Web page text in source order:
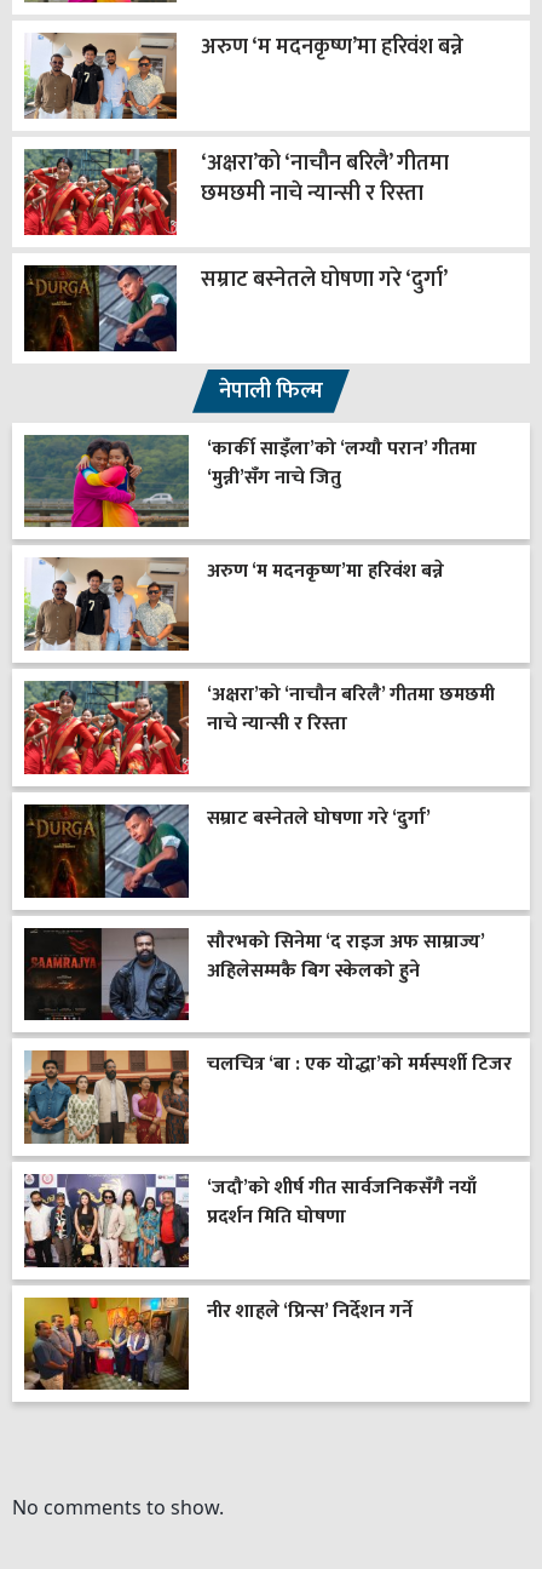
अरुण ‘म मदनकृष्ण’मा हरिवंश बन्ने
‘अक्षरा’को ‘नाचौन बरिलै’ गीतमा
छमछमी नाचे न्यान्सी र रिस्ता
सम्राट बस्नेतले घोषणा गरे ‘दुर्गा’
नेपाली फिल्म
‘कार्की साइँला’को ‘लग्यौ परान’ गीतमा
‘मुन्नी’सँग नाचे जितु
अरुण ‘म मदनकृष्ण’मा हरिवंश बन्ने
‘अक्षरा’को ‘नाचौन बरिलै’ गीतमा छमछमी
नाचे न्यान्सी र रिस्ता
सम्राट बस्नेतले घोषणा गरे ‘दुर्गा’
सौरभको सिनेमा ‘द राइज अफ साम्राज्य’
अहिलेसम्मकै बिग स्केलको हुने
चलचित्र ‘बा : एक योद्धा’को मर्मस्पर्शी टिजर
‘जदौ’को शीर्ष गीत सार्वजनिकसँगै नयाँ
प्रदर्शन मिति घोषणा
नीर शाहले ‘प्रिन्स’ निर्देशन गर्ने
No comments to show.